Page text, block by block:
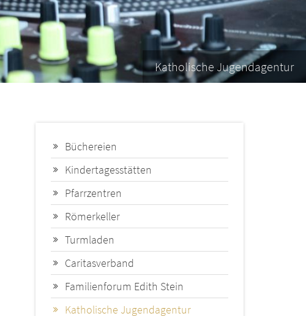
Katholische Jugendagentur
Büchereien
Kindertagesstätten
Pfarrzentren
Römerkeller
Turmladen
Caritasverband
Familienforum Edith Stein
Katholische Jugendagentur